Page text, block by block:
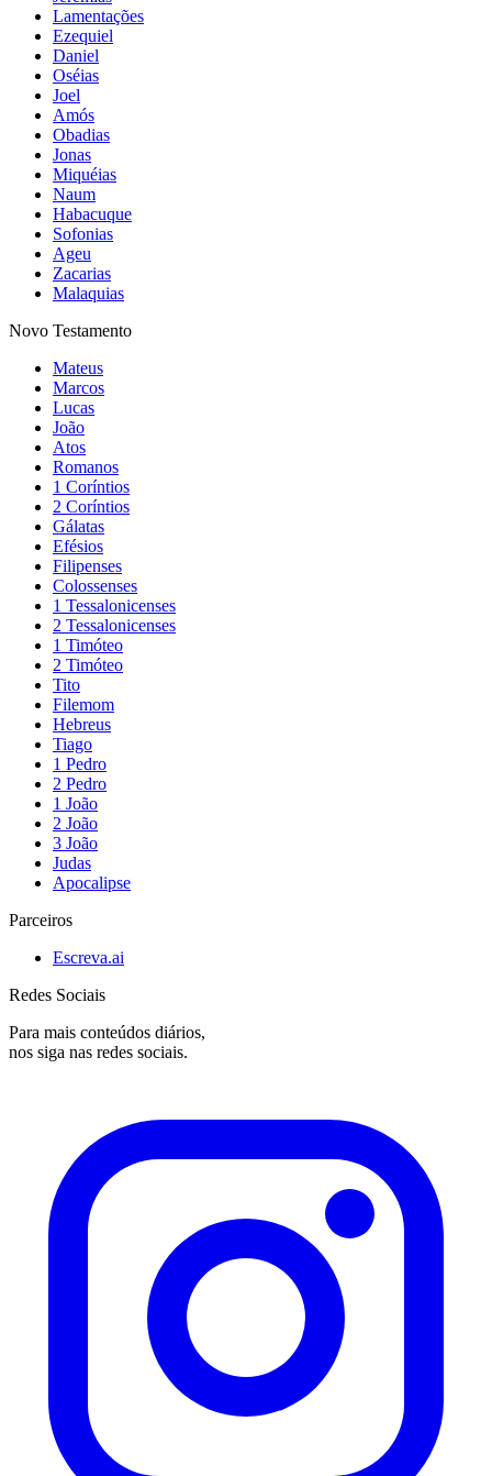
Lamentações
Ezequiel
Daniel
Oséias
Joel
Amós
Obadias
Jonas
Miquéias
Naum
Habacuque
Sofonias
Ageu
Zacarias
Malaquias
Novo Testamento
Mateus
Marcos
Lucas
João
Atos
Romanos
1 Coríntios
2 Coríntios
Gálatas
Efésios
Filipenses
Colossenses
1 Tessalonicenses
2 Tessalonicenses
1 Timóteo
2 Timóteo
Tito
Filemom
Hebreus
Tiago
1 Pedro
2 Pedro
1 João
2 João
3 João
Judas
Apocalipse
Parceiros
Escreva.ai
Redes Sociais
Para mais conteúdos diários,
nos siga nas redes sociais.